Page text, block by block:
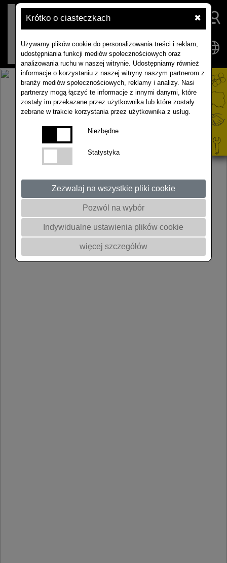
Krótko o ciasteczkach ✖
Używamy plików cookie do personalizowania treści i reklam,
udostępniania funkcji mediów społecznościowych oraz
analizowania ruchu w naszej witrynie. Udostępniamy również
informacje o korzystaniu z naszej witryny naszym partnerom z
branży mediów społecznościowych, reklamy i analizy. Nasi
partnerzy mogą łączyć te informacje z innymi danymi, które
zostały im przekazane przez użytkownika lub które zostały
zebrane w trakcie korzystania przez użytkownika z usług.
Niezbędne
Statystyka
Zezwalaj na wszystkie pliki cookie
Pozwól na wybór
Indywidualne ustawienia plików cookie
więcej szczegółów